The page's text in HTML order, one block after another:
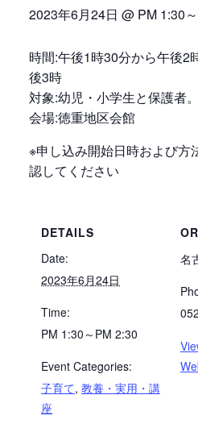
2023年6月24日 @ PM 1:30～
時間:午後1時30分から午後2
後3時
対象:幼児・小学生と保護者
会場:徳重地区会館
※申し込み開始日時および方
認してください
DETAILS
Date:
2023年6月24日
Time:
PM 1:30～PM 2:30
Event Categories:
子育て, 教養・実用・講
座
名